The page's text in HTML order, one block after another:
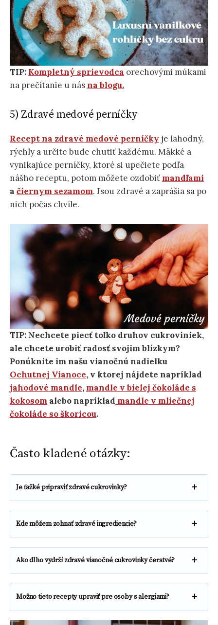
TIP: Kompletný sprievodca orechovými múkami
na prečítanie u násna blogu.
5) Zdravé medové perníčky
Recept na zdravé medové perníčky je lahodný,
rýchly a určite bude chutiť každému. Mäkké a
vynikajúce perníčky, ktoré si upečiete podľa
nášho receptu, potom môžete ozdobiť mandľami
a čiernym sezamom. Jsou zdravé a zaprášia sa po
nich počas chvíle.
TIP: Nechcete piecť toľko druhov cukroviniek,
ale chcete urobiť radosť svojim blízkym?
Ponúknite im našu vianočnú nadielku
Ochutnej Vianoce, v ktorej nájdete napríklad
jahodové mandle, mandle v bielej čokoláde s
kokosom alebo napríklad mandle v mliečnej
čokoláde so škoricou.
Často kladené otázky:
Je ťažké pripraviť zdravé cukrovinky?
Kde môžem zohnať zdravé ingrediencie?
Ako dlho vydrží zdravé vianočné cukrovinky čerstvé?
Možno tieto recepty upraviť pre osoby s alergiami?